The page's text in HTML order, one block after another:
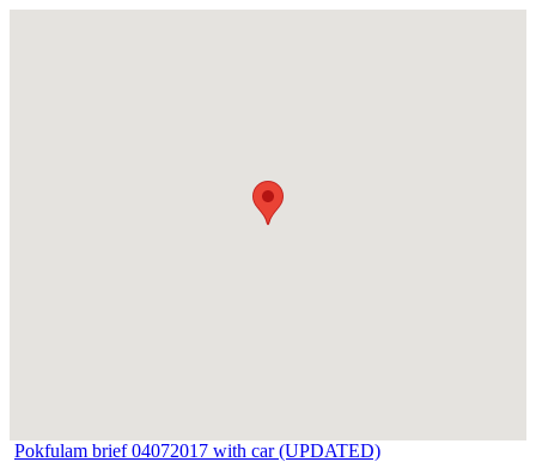
Pokfulam brief 04072017 with car (UPDATED)